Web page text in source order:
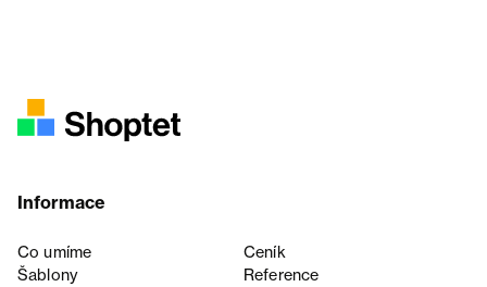
Informace
Co umíme
Ceník
Šablony
Reference